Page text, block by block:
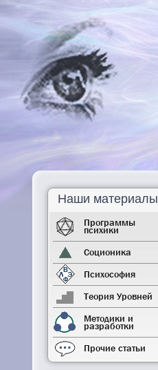
Наши материалы
Программы
психики
Соционика
Психософия
Теория Уровней
Методики и
разработки
Прочие статьи